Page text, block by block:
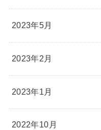
2023年5月
2023年2月
2023年1月
2022年10月